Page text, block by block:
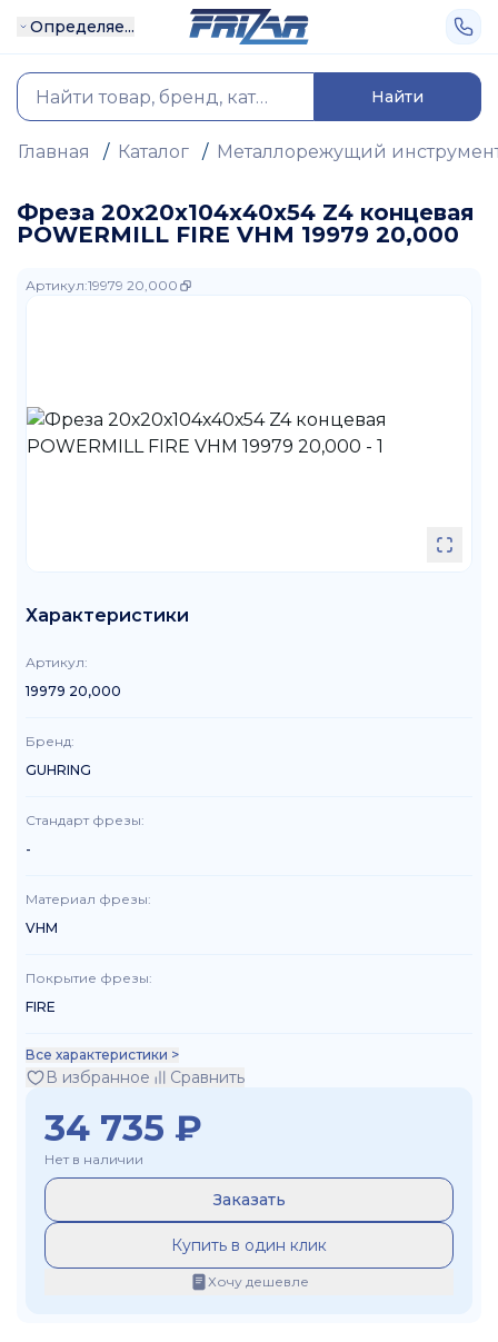
Определяе...
Найти
Главная / Каталог / Металлорежущий
Фреза 20х20х104х40х54 Z4 концевая
POWERMILL FIRE VHM 19979 20,000
Артикул:19979 20,000
Характеристики
Артикул:
19979 20,000
Бренд:
GUHRING
Стандарт фрезы:
-
Материал фрезы:
VHM
Покрытие фрезы:
FIRE
Все характеристики >
В избранное Сравнить
34 735 ₽
Нет в наличии
Заказать
Купить в один клик
Хочу дешевле